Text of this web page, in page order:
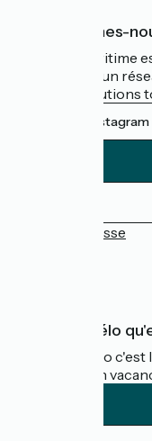
Qui sommes-
La Vélomaritime
promu par un
leurs institutions
Instagram
Espace Presse
Accueil Vélo
Accueil Vélo
cyclistes en